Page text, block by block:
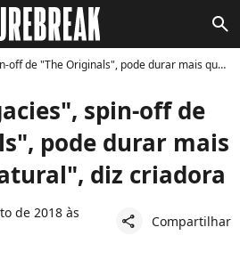
search
Originals", pode durar mais que "Supernatural", diz criadora
spin-off de
pode durar mais
diz criadora
de 2018 às
share Compartilhar